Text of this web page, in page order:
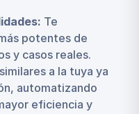
Te
potentes de
y casos reales.
a la tuya ya
automatizando
eficiencia y